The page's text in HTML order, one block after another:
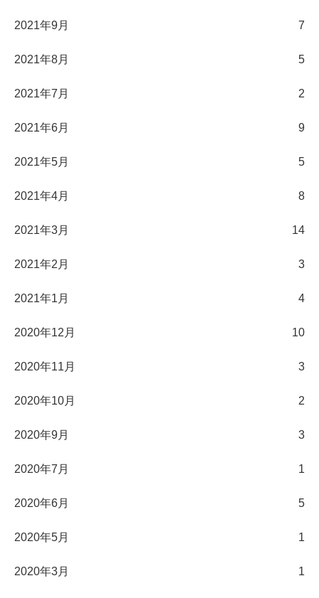
2021年9月 7
2021年8月 5
2021年7月 2
2021年6月 9
2021年5月 5
2021年4月 8
2021年3月 14
2021年2月 3
2021年1月 4
2020年12月 10
2020年11月 3
2020年10月 2
2020年9月 3
2020年7月 1
2020年6月 5
2020年5月 1
2020年3月 1